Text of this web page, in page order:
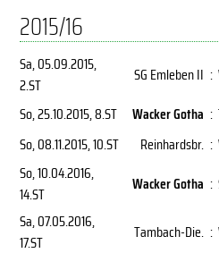
2015/16
Sa, 05.09.2015,
2.ST
SG Emleben II :
So, 25.10.2015, 8.ST Wacker Gotha :
So, 08.11.2015, 10.ST Reinhardsbr. :
So, 10.04.2016,
14.ST
Wacker Gotha :
Sa, 07.05.2016,
17.ST
Tambach-Die. :